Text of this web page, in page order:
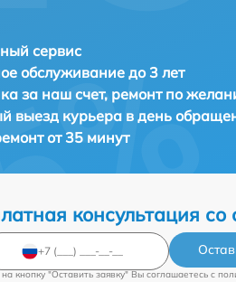
сервис
обслуживание до 3 лет
за наш счет, ремонт по
выезд курьера в день
от 35 минут
консультация со
кнопку "Оставить заявку" Вы соглашаетесь c